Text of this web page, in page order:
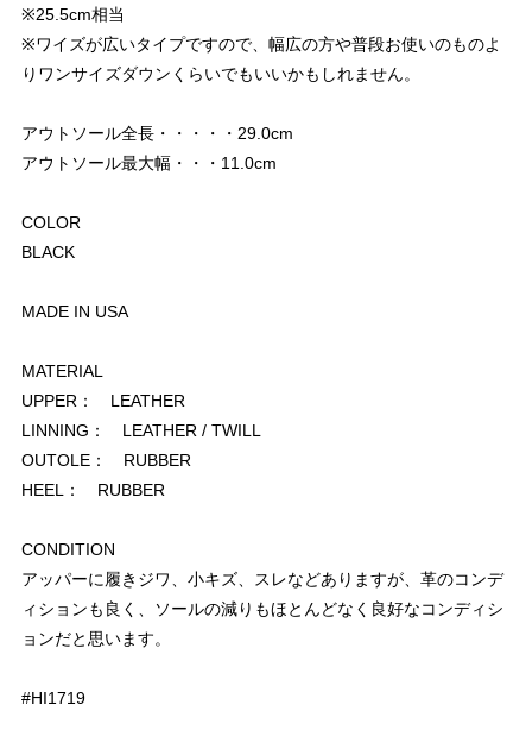
※25.5cm相当
※ワイズが広いタイプですので、幅広の方や普段お使いのものよ
りワンサイズダウンくらいでもいいかもしれません。
アウトソール全長・・・・・29.0cm
アウトソール最大幅・・・11.0cm
COLOR
BLACK
MADE IN USA
MATERIAL
UPPER： LEATHER
LINNING： LEATHER / TWILL
OUTOLE： RUBBER
HEEL： RUBBER
CONDITION
アッパーに履きジワ、小キズ、スレなどありますが、革のコンデ
ィションも良く、ソールの減りもほとんどなく良好なコンディシ
ョンだと思います。
#HI1719